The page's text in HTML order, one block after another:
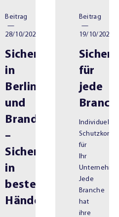
Beitrag
—
28/10/2025
Sicherheitsdienst
in
Berlin
und
Brandenburg
–
Sicherheit
in
besten
Händen
Beitrag
—
19/10/2025
für
jede
Individuelle
für
Ihr
Jede
Branche
hat
ihre